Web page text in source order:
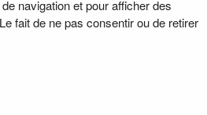
navigation et pour afficher des
fait de ne pas consentir ou de retirer